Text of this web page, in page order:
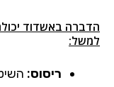
הדברה באשדוד
למשל:
ריסוס: